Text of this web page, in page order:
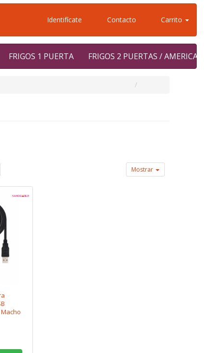
Identifícate Contacto Carrito
FRIGOS 1 PUERTA FRIGOS 2 PUERTAS /
Mostrar